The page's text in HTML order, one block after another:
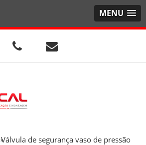
MENU
»
Válvula de segurança vaso de pressão